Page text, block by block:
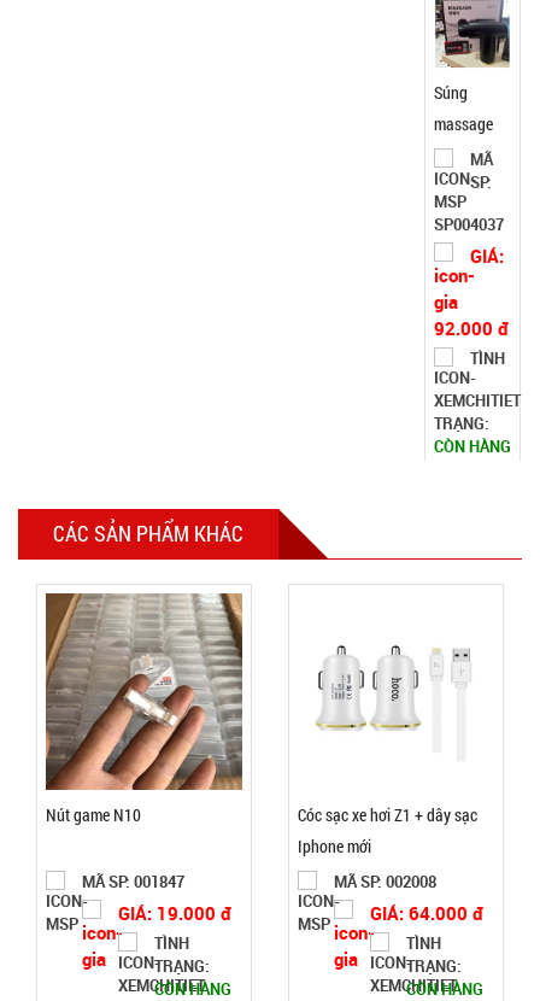
802
92.000 đ
TRẠNG:
CÒN HÀNG
Bảo
hành:
Test,
Cân nặng:
0,3kg
Đặt
chặn cửa
cách âm
1M
003055
CÒN HÀNG
Bảo
CÁC SẢN PHẨM KHÁC
Nút game N10
MÃ SP: 001847
GIÁ: 19.000 đ
TÌNH
TRẠNG:
CÒN HÀNG
Cóc sạc xe hơi Z1 + dây sạc
Iphone mới
MÃ SP: 002008
GIÁ: 64.000 đ
TÌNH
TRẠNG:
CÒN HÀNG